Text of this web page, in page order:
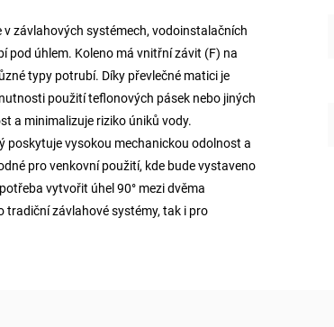
závlahových systémech, vodoinstalačních
pod úhlem. Koleno má vnitřní závit (F) na
typy potrubí. Díky převlečné matici je
použití teflonových pásek nebo jiných
a minimalizuje riziko úniků vody.
poskytuje vysokou mechanickou odolnost a
pro venkovní použití, kde bude vystaveno
vytvořit úhel 90° mezi dvěma
tradiční závlahové systémy, tak i pro